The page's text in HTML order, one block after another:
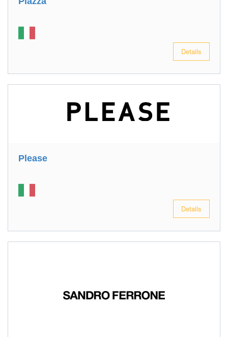
Details
Please
Details